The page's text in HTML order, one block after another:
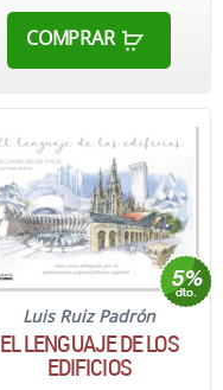
COMPRAR
Luis Ruiz Padrón
EL LENGUAJE DE LOS
EDIFICIOS